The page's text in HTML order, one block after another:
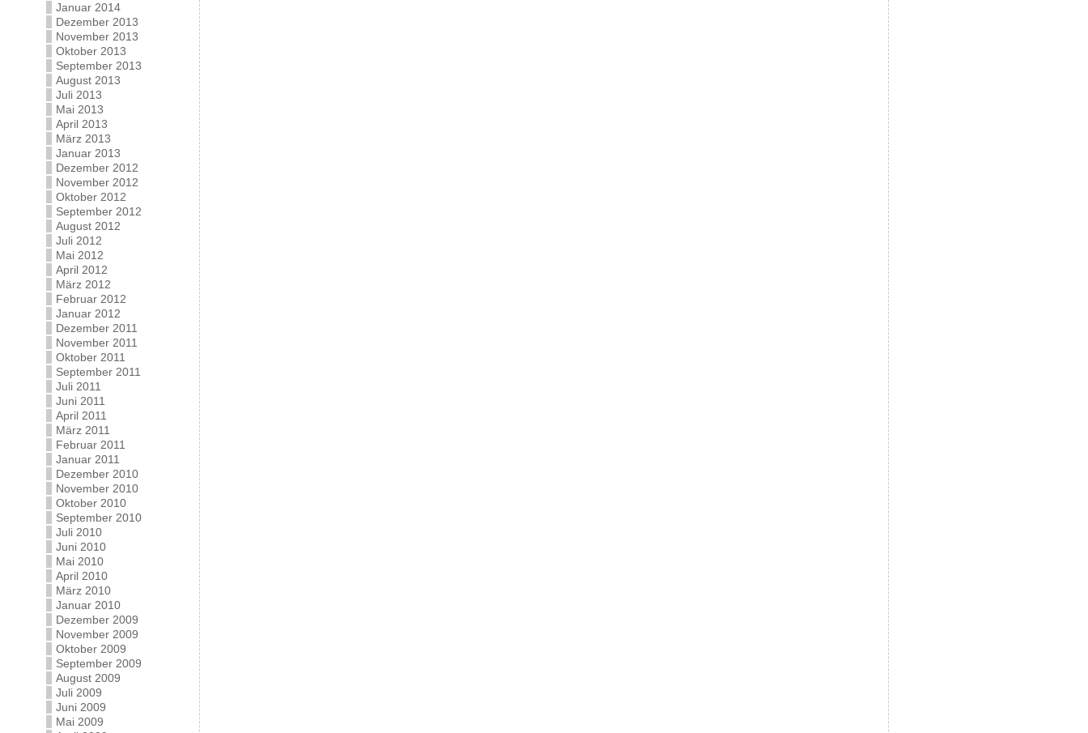
Januar 2014
Dezember 2013
November 2013
Oktober 2013
September 2013
August 2013
Juli 2013
Mai 2013
April 2013
März 2013
Januar 2013
Dezember 2012
November 2012
Oktober 2012
September 2012
August 2012
Juli 2012
Mai 2012
April 2012
März 2012
Februar 2012
Januar 2012
Dezember 2011
November 2011
Oktober 2011
September 2011
Juli 2011
Juni 2011
April 2011
März 2011
Februar 2011
Januar 2011
Dezember 2010
November 2010
Oktober 2010
September 2010
Juli 2010
Juni 2010
Mai 2010
April 2010
März 2010
Januar 2010
Dezember 2009
November 2009
Oktober 2009
September 2009
August 2009
Juli 2009
Juni 2009
Mai 2009